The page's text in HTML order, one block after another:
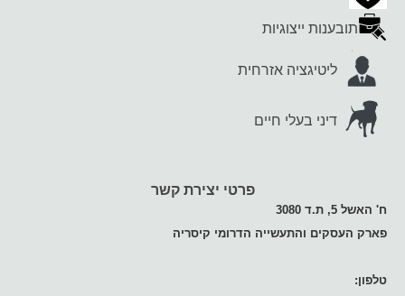
תובענות ייצוגיות
ליטיגציה אזרחית
דיני בעלי חיים
פרטי יצירת קשר
ח' האשל 5, ת.ד 3080
פארק העסקים והתעשייה הדרומי קיסריה
טלפון: